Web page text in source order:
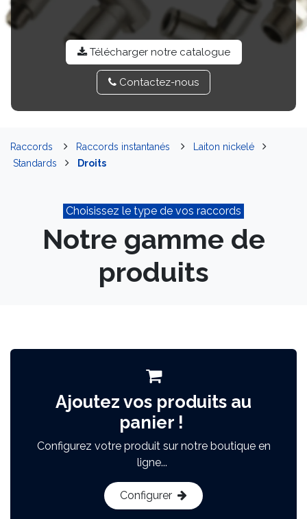
Télécharger notre catalo​​gue
Contactez-​​nou​​s
Raccords Raccords instantanés
Laiton nickelé
Standards
Droits
Choisissez le type de vos raccords
Notre gamme de
produits
Ajoutez vos produits au
panier !
Configurez votre produit sur notre boutique en
ligne...
Configurer